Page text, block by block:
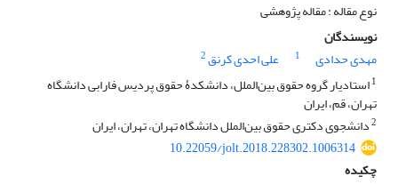
نوع مقاله : مقاله پژوهشی
نویسندگان
مهدی حدادی
1 علی احدی کرنق2
1استادیار گروه حقوق بین‌الملل، دانشکدۀ حقوق پردیس فارابی دانشگاه
تهران، قم، ایران
2دانشجوی دکتری حقوق بین‌الملل دانشگاه تهران، تهران، ایران
10.22059/jolt.2018.228302.1006314
چکیده